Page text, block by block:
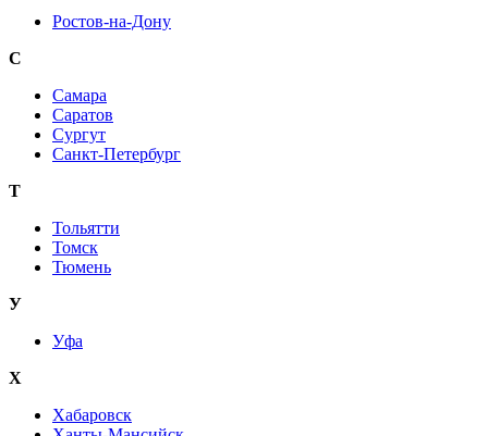
Ростов-на-Дону
С
Самара
Саратов
Сургут
Санкт-Петербург
Т
Тольятти
Томск
Тюмень
У
Уфа
Х
Хабаровск